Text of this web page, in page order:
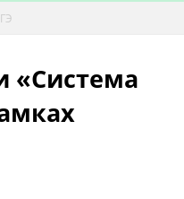
«Система